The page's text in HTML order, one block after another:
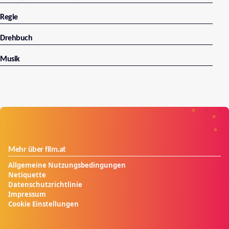
Regie
Drehbuch
Musik
Mehr über film.at
Allgemeine Nutzungsbedingungen
Netiquette
Datenschutzrichtlinie
Impressum
Cookie Einstellungen